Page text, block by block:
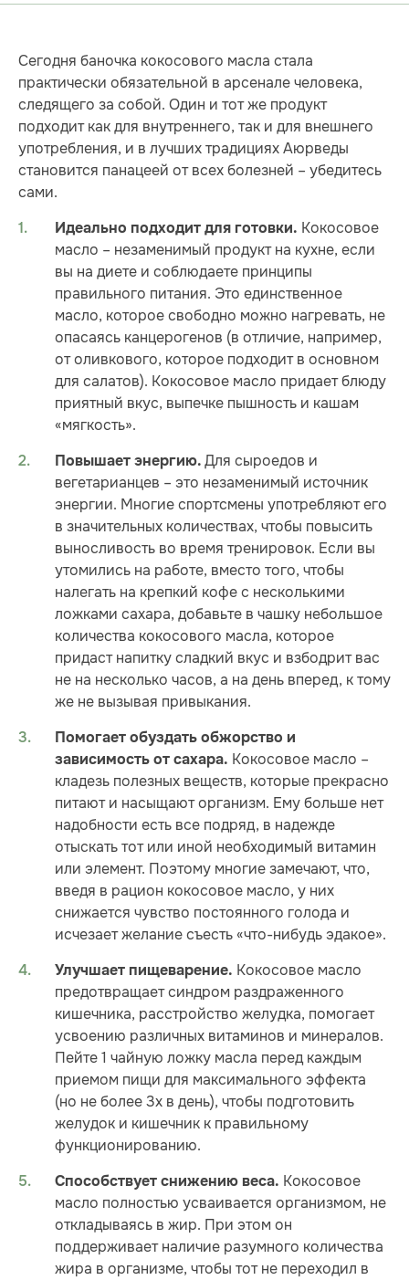
Сегодня баночка кокосового масла стала
практически обязательной в арсенале человека,
следящего за собой. Один и тот же продукт
подходит как для внутреннего, так и для внешнего
употребления, и в лучших традициях Аюрведы
становится панацеей от всех болезней – убедитесь
сами.
Идеально подходит для готовки. Кокосовое
масло – незаменимый продукт на кухне, если
вы на диете и соблюдаете принципы
правильного питания. Это единственное
масло, которое свободно можно нагревать, не
опасаясь канцерогенов (в отличие, например,
от оливкового, которое подходит в основном
для салатов). Кокосовое масло придает блюду
приятный вкус, выпечке пышность и кашам
«мягкость».
Повышает энергию. Для сыроедов и
вегетарианцев – это незаменимый источник
энергии. Многие спортсмены употребляют его
в значительных количествах, чтобы повысить
выносливость во время тренировок. Если вы
утомились на работе, вместо того, чтобы
налегать на крепкий кофе с несколькими
ложками сахара, добавьте в чашку небольшое
количества кокосового масла, которое
придаст напитку сладкий вкус и взбодрит вас
не на несколько часов, а на день вперед, к тому
же не вызывая привыкания.
Помогает обуздать обжорство и
зависимость от сахара. Кокосовое масло –
кладезь полезных веществ, которые прекрасно
питают и насыщают организм. Ему больше нет
надобности есть все подряд, в надежде
отыскать тот или иной необходимый витамин
или элемент. Поэтому многие замечают, что,
введя в рацион кокосовое масло, у них
снижается чувство постоянного голода и
исчезает желание съесть «что-нибудь эдакое».
Улучшает пищеварение. Кокосовое масло
предотвращает синдром раздраженного
кишечника, расстройство желудка, помогает
усвоению различных витаминов и минералов.
Пейте 1 чайную ложку масла перед каждым
приемом пищи для максимального эффекта
(но не более 3х в день), чтобы подготовить
желудок и кишечник к правильному
функционированию.
Способствует снижению веса. Кокосовое
масло полностью усваивается организмом, не
откладываясь в жир. При этом он
поддерживает наличие разумного количества
жира в организме, чтобы тот не переходил в